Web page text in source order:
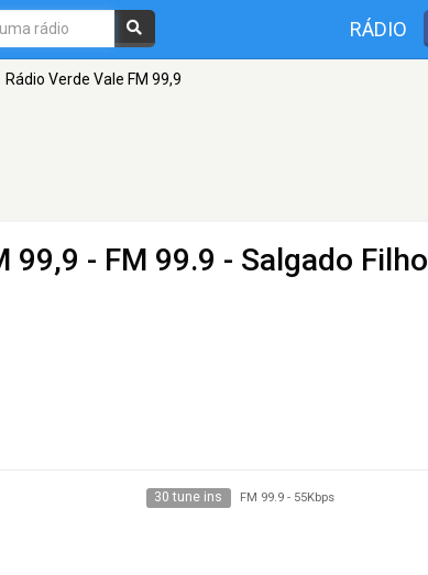
RÁDIO
Rádio Verde Vale FM 99,9
99,9 - FM 99.9 - Salgado Filho
30 tune ins FM 99.9- 55Kbps